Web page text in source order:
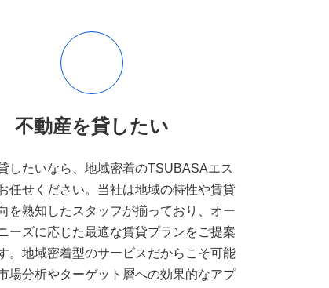
不動産を貸したい
したいなら、地域密着のTSUBASAエス
任せください。当社は地域の特性や賃貸
を熟知したスタッフが揃っており、オー
ーズに応じた最適な賃貸プランをご提案
。地域密着型のサービスだからこそ可能
場分析やターゲット層への効果的なアプ